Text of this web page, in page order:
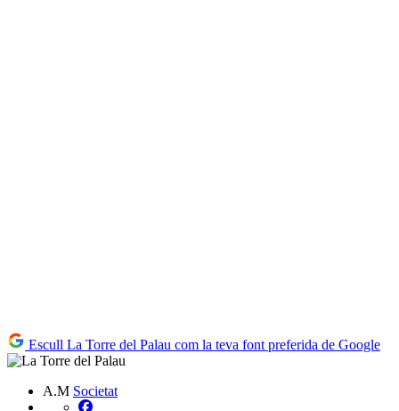
Escull La Torre del Palau com la teva font preferida de Google
A.M Societat